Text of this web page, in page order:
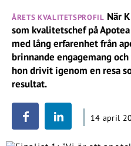
ÅRETS KVALITETSPROFIL När
som kvalitetschef på
med lång erfarenhet från
brinnande engagemang
hon drivit igenom en resa
resultat.
14 april